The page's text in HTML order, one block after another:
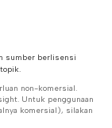
sumber berlisensi
non-komersial.
Untuk penggunaan
komersial), silakan